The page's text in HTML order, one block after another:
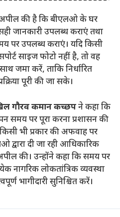
की है कि बीएलओ के घर
जानकारी उपलब्ध कराएं तथा
पर उपलब्ध कराएं। यदि किसी
साइज फोटो नहीं है, तो वह
जमा करें, ताकि निर्धारित
पूरी की जा सके।
गौरव कमान कच्छपने कहा कि
समय पर पूरा करना प्रशासन की
भी प्रकार की अफवाह पर
द्वारा दी जा रही आधिकारिक
की। उन्होंने कहा कि समय पर
नागरिक लोकतांत्रिक व्यवस्था
भागीदारी सुनिश्चित करें।